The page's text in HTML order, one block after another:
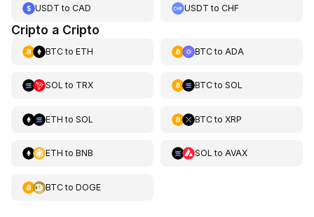
USDT to CAD USDT toCHF
Cripto a Cripto
BTCto ETH BTCto ADA
SOL to TRX BTCto SOL
ETH to SOL BTCto XRP
ETH to BNB SOL to AVAX
BTCto DOGE